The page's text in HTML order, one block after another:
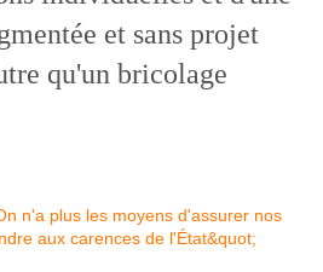
et sans projet
qu'un bricolage